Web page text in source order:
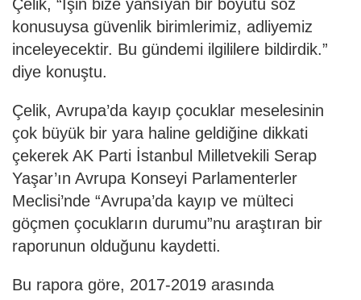
Çelik, “İşin bize yansıyan bir boyutu söz
konusuysa güvenlik birimlerimiz, adliyemiz
inceleyecektir. Bu gündemi ilgililere bildirdik.”
diye konuştu.
Çelik, Avrupa’da kayıp çocuklar meselesinin
çok büyük bir yara haline geldiğine dikkati
çekerek AK Parti İstanbul Milletvekili Serap
Yaşar’ın Avrupa Konseyi Parlamenterler
Meclisi’nde “Avrupa’da kayıp ve mülteci
göçmen çocukların durumu”nu araştıran bir
raporunun olduğunu kaydetti.
Bu rapora göre, 2017-2019 arasında